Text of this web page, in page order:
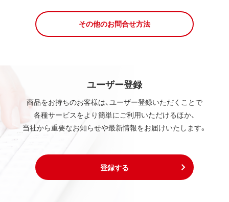
その他のお問合せ方法
ユーザー登録
商品をお持ちのお客様は、ユーザー登録いただくことで
各種サービスをより簡単にご利用いただけるほか、
当社から重要なお知らせや最新情報をお届けいたします。
登録する